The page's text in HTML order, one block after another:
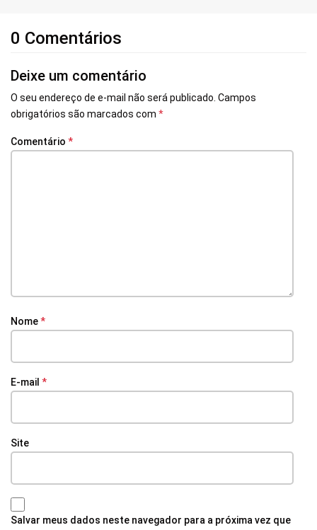
0 Comentários
Deixe um comentário
O seu endereço de e-mail não será publicado. Campos
obrigatórios são marcados com *
Comentário *
Nome*
E-mail *
Site
Salvar meus dados neste navegador para a próxima vez que